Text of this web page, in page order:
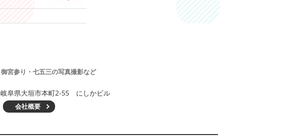
御宮参り・七五三の写真撮影など
岐阜県大垣市本町2-55 にしかビル
会社概要